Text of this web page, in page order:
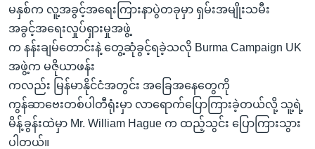
မနှစ်က လူ့အခွင့်အရေးကြားနာပွဲတခုမှာ ရှမ်းအမျိုးသမီး
အခွင့်အရေးလှုပ်ရှားမှုအဖွဲ့
က နန်းချမ်တောင်းနဲ့ တွေ့ဆုံခွင့်ရခဲ့သလို Burma Campaign UK
အဖွဲ့က မဇိုယာဖန်း
ကလည်း မြန်မာနိုင်ငံအတွင်း အခြေအနေတွေကို
ကွန်ဆာဗေးတစ်ပါတီရုံးမှာ လာရောက်ပြောကြားခဲ့တယ်လို့ သူ့ရဲ့
မိန့်ခွန်းထဲမှာ Mr. William Hague က ထည့်သွင်း ပြောကြားသွား
ပါတယ်။